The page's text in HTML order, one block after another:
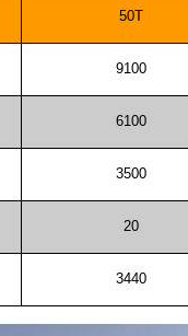
50T
9100
6100
3500
20
3440